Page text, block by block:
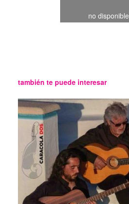
no disponible
también te puede interesar